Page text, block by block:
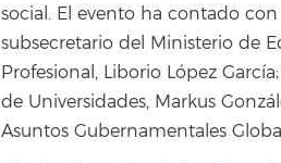
social. El evento ha contado
subsecretario del Ministerio de
Profesional, Liborio López
de Universidades, Markus
Asuntos Gubernamentales